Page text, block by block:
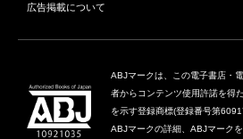
広告掲載について
ABJマークは、この電子書店・
者からコンテンツ使用許諾を得
を示す登録商標(登録番号第
ABJマークの詳細、ABJマーク